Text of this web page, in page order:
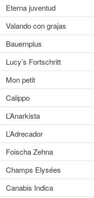
Eterna juventud
Valando con grajas
Bauernplus
Lucy’s Fortschritt
Mon petit
Calippo
L’Anarkista
L’Adrecador
Foischa Zehna
Champs Elysées
Canabis Indica